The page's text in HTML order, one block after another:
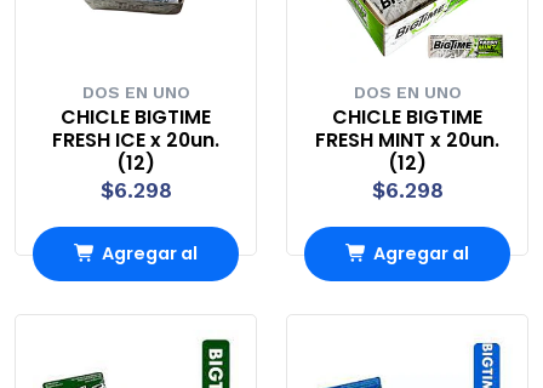
DOS EN UNO
CHICLE BIGTIME
FRESH ICE x 20un.
(12)
$6.298
Agregar al
DOS EN UNO
CHICLE BIGTIME
FRESH MINT x 20un.
(12)
$6.298
Agregar al